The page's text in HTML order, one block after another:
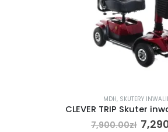
MDH, SKUTERY
7,900.00zł